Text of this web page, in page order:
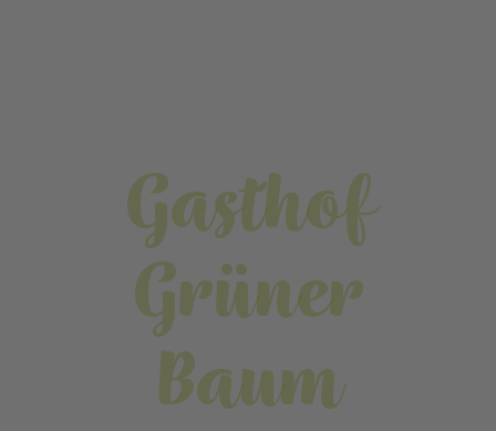
Gasthof
Grüner
Baum